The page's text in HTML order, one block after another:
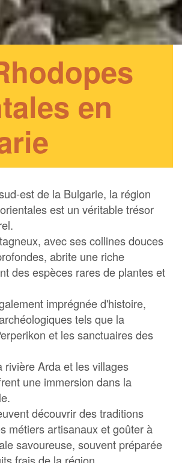
en
est de la Bulgarie, la région
est un véritable trésor
avec ses collines douces
abrite une riche
des espèces rares de plantes et
imprégnée d'histoire,
tels que la
et les sanctuaires des
rivière Arda et les villages
une immersion dans la
découvrir des traditions
métiers artisanaux et goûter à
savoureuse, souvent préparée
frais de la région.